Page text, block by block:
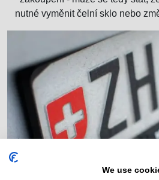
nutné vyměnit čelní sklo nebo
We use